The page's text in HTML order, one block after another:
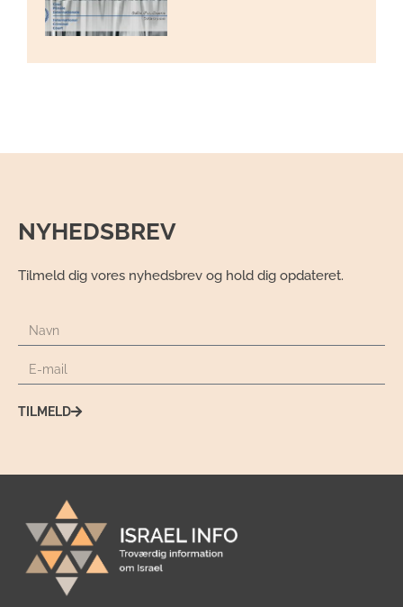
NYHEDSBREV
Tilmeld dig vores nyhedsbrev og hold dig opdateret.
TILMELD